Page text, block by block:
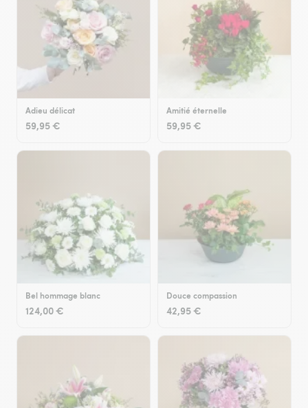
Adieu délicat
59,95 €
Amitié éternelle
59,95 €
Bel hommage blanc
124,00 €
Douce compassion
42,95 €